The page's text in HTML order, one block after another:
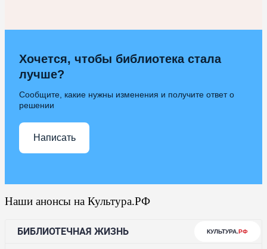
Хочется, чтобы библиотека стала
лучше?
Сообщите, какие нужны изменения и получите ответ о
решении
Написать
Наши анонсы на Культура.РФ